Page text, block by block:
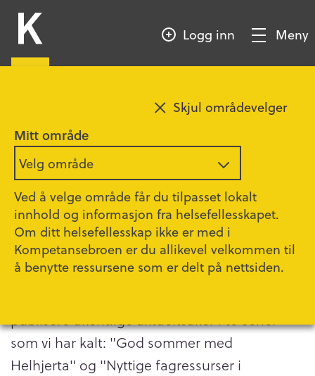
Mitt område
Velg område
Ved å velge område får du tilpasset lokalt
innhold og informasjon fra helsefellesskapet.
Om ditt helsefellesskap ikke er med i
Kompetansebroen er du allikevel velkommen til
å benytte ressursene som er delt på nettsiden.
Skjul områdevelger
HOVEDINNHOLD
KompetansebroenLogg inn
Vis/SkjulMeny
God sommer fra
Kompetansebroen!
Kompetansebroen sentral redaksjon
Publisert02.07.2026
Sommeren er endelig her, og vi i
publisere ukentlige aktueltsaker i to serier
som vi har kalt: "God sommer med
Helhjerta" og "Nyttige fagressurser i